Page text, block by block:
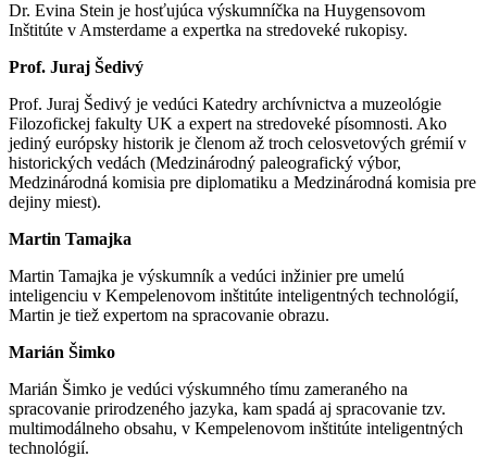
Dr. Evina Stein je hosťujúca výskumníčka na Huygensovom
Inštitúte v Amsterdame a expertka na stredoveké rukopisy.
Prof. Juraj Šedivý
Prof. Juraj Šedivý je vedúci Katedry archívnictva a muzeológie
Filozofickej fakulty UK a expert na stredoveké písomnosti. Ako
jediný európsky historik je členom až troch celosvetových grémií v
historických vedách (Medzinárodný paleografický výbor,
Medzinárodná komisia pre diplomatiku a Medzinárodná komisia pre
dejiny miest).
Martin Tamajka
Martin Tamajka je výskumník a vedúci inžinier pre umelú
inteligenciu v Kempelenovom inštitúte inteligentných technológií,
Martin je tiež expertom na spracovanie obrazu.
Marián Šimko
Marián Šimko je vedúci výskumného tímu zameraného na
spracovanie prirodzeného jazyka, kam spadá aj spracovanie tzv.
multimodálneho obsahu, v Kempelenovom inštitúte inteligentných
technológií.